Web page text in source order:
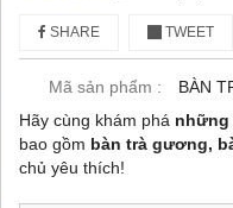
SHARE TWEET
Mã sản phẩm :
BÀN
Hãy cùng khám phá những
bao gồm bàn trà gương,
chủ yêu thích!